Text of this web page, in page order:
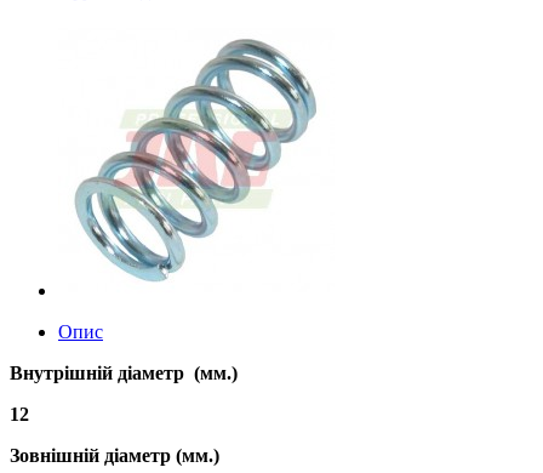
Опис
Внутрішній діаметр (мм.)
12
Зовнішній діаметр (мм.)